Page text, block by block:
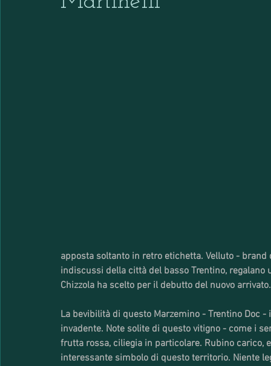
apposta soltanto in retro etichetta. Velluto -
indiscussi della città del basso Trentino,
Chizzola ha scelto per il debutto del nuovo arrivato.
La bevibilità di questo Marzemino - Trentino Doc
invadente. Note solite di questo vitigno - come i
frutta rossa, ciliegia in particolare. Rubino
interessante simbolo di questo territorio. Niente